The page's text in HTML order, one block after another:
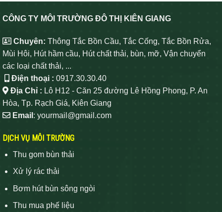
CÔNG TY MÔI TRƯỜNG ĐÔ THỊ KIÊN GIANG
Chuyên: Thông Tắc Bồn Cầu, Tắc Cống, Tắc Bồn Rửa,
Mùi Hôi, Hút hầm cầu, Hút chất thải, bùn, mỡ, Vận chuyển
các loại chất thải, ...
Điện thoại : 0917.30.30.40
Địa Chỉ : Lô H12 - Căn 25 đường Lê Hồng Phong, P. An
Hòa, Tp. Rạch Giá, Kiên Giang
Email : yourmail@gmail.com
DỊCH VỤ MÔI TRƯỜNG
Thu gom bùn thải
Xử lý rác thải
Bơm hút bùn sông ngòi
Thu mua phế liệu